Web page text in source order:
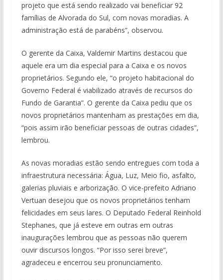
projeto que está sendo realizado vai beneficiar 92
famílias de Alvorada do Sul, com novas moradias. A
administração está de parabéns”, observou.
O gerente da Caixa, Valdemir Martins destacou que
aquele era um dia especial para a Caixa e os novos
proprietários. Segundo ele, “o projeto habitacional do
Governo Federal é viabilizado através de recursos do
Fundo de Garantia”. O gerente da Caixa pediu que os
novos proprietários mantenham as prestações em dia,
“pois assim irão beneficiar pessoas de outras cidades”,
lembrou.
As novas moradias estão sendo entregues com toda a
infraestrutura necessária: Água, Luz, Meio fio, asfalto,
galerias pluviais e arborização. O vice-prefeito Adriano
Vertuan desejou que os novos proprietários tenham
felicidades em seus lares. O Deputado Federal Reinhold
Stephanes, que já esteve em outras em outras
inaugurações lembrou que as pessoas não querem
ouvir discursos longos. “Por isso serei breve”,
agradeceu e encerrou seu pronunciamento.